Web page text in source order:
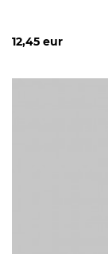
12,45 eur